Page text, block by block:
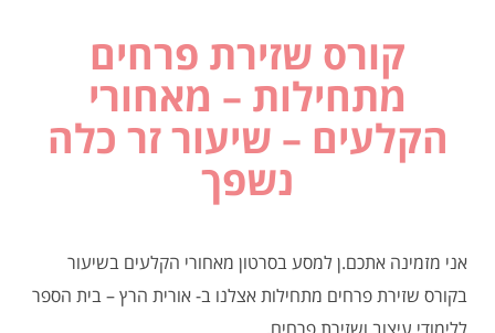
קורס שזירת פרחים
מתחילות – מאחורי
הקלעים – שיעור זר כלה
נשפך
אני מזמינה אתכם.ן למסע בסרטון מאחורי הקלעים בשיעור
בקורס שזירת פרחים מתחילות אצלנו ב- אורית הרץ – בית הספר